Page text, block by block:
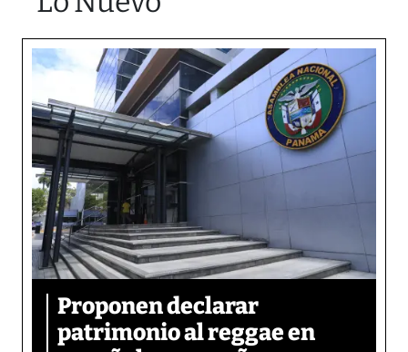
Proponen declarar
patrimonio al reggae en